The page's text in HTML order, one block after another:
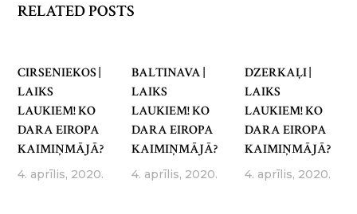
RELATED POSTS
CIRSENIEKOS |
LAIKS
LAUKIEM! KO
DARA EIROPA
KAIMIŅMĀJĀ?
4. aprīlis, 2020.
BALTINAVA |
LAIKS
LAUKIEM! KO
DARA EIROPA
KAIMIŅMĀJĀ?
4. aprīlis, 2020.
DZERKAĻI |
LAIKS
LAUKIEM! KO
DARA EIROPA
KAIMIŅMĀJĀ?
4. aprīlis, 2020.